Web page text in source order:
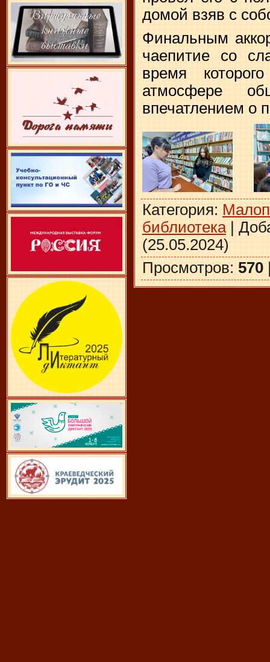
домой взяв с
Финальным
чаепитие со
время
атмосфере
впечатлением о
Категория:
библиотека|
(25.05.2024)
Просмотров: 570